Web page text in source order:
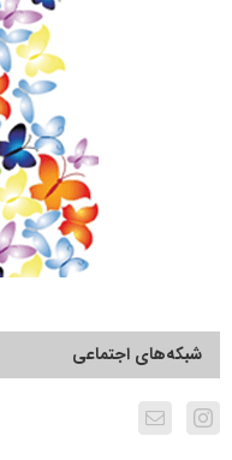
شبکه‌های اجتماعی